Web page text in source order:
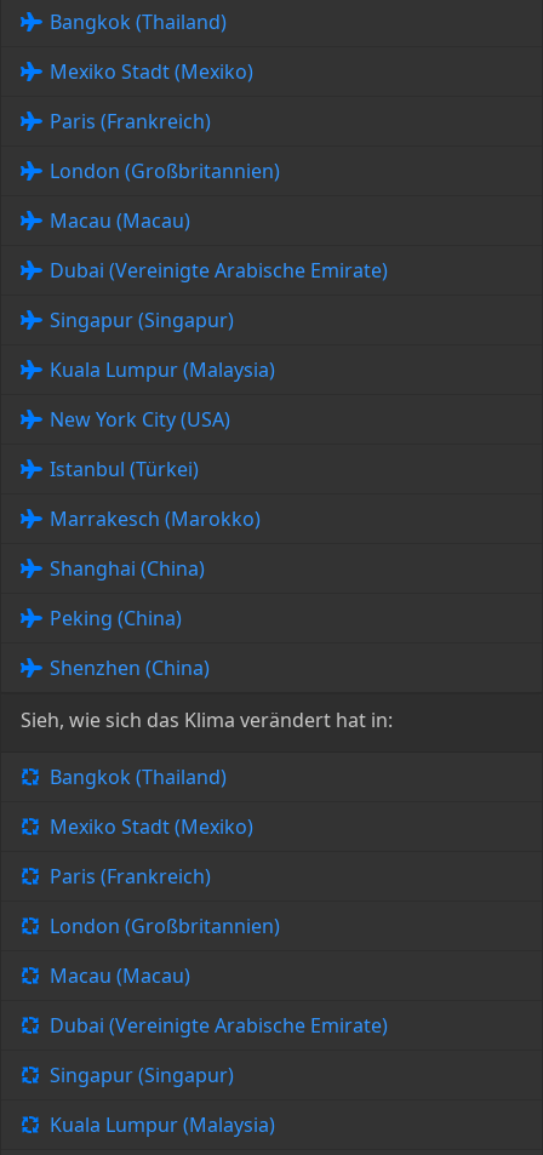
Bangkok (Thailand)
Mexiko Stadt (Mexiko)
Paris (Frankreich)
London (Großbritannien)
Macau (Macau)
Dubai (Vereinigte Arabische Emirate)
Singapur (Singapur)
Kuala Lumpur (Malaysia)
New York City (USA)
Istanbul (Türkei)
Marrakesch (Marokko)
Shanghai (China)
Peking (China)
Shenzhen (China)
Sieh, wie sich das Klima verändert hat in:
Bangkok (Thailand)
Mexiko Stadt (Mexiko)
Paris (Frankreich)
London (Großbritannien)
Macau (Macau)
Dubai (Vereinigte Arabische Emirate)
Singapur (Singapur)
Kuala Lumpur (Malaysia)